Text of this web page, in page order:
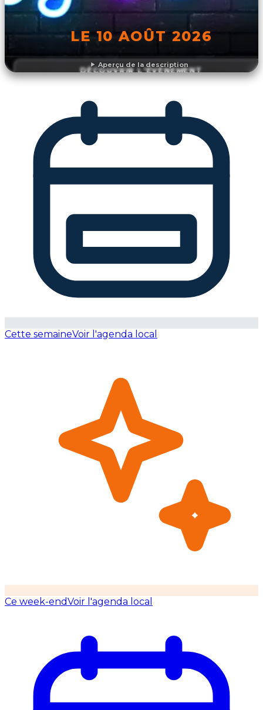
Aperçu de la description
LE 10 AOÛT 2026
DÉCOUVRIR L'ÉVÉNEMENT
Cette semaineVoir l'agenda local
Ce week-endVoir l'agenda local